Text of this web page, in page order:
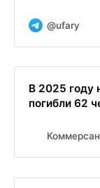
@ufary
В 2025 году
погибли 62